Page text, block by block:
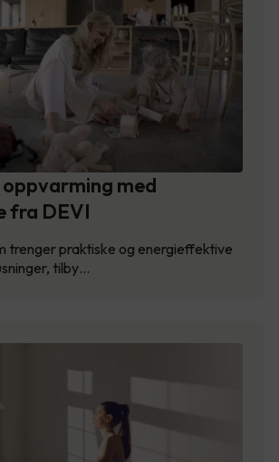
med
fra DEVI
trenger praktiske og energieffektive
tilby…